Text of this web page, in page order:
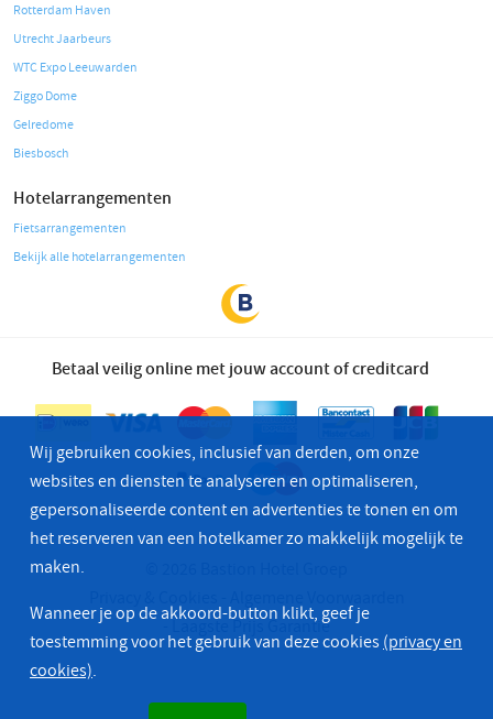
Rotterdam Haven
Utrecht Jaarbeurs
WTC Expo Leeuwarden
Ziggo Dome
Gelredome
Biesbosch
Hotelarrangementen
Fietsarrangementen
Bekijk alle hotelarrangementen
Betaal veilig online met jouw account of creditcard
Laagste Prijs Garantie
Wij gebruiken cookies, inclusief van derden, om onze
websites en diensten te analyseren en optimaliseren,
gepersonaliseerde content en advertenties te tonen en om
het reserveren van een hotelkamer zo makkelijk mogelijk te
maken.
Wanneer je op de akkoord-button klikt, geef je
toestemming voor het gebruik van deze cookies (privacy en
cookies).